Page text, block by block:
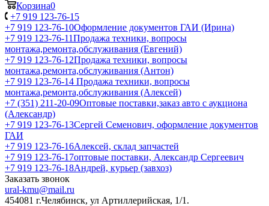
Корзина0
+7 919 123-76-15
+7 919 123-76-10Оформление документов ГАИ (Ирина)
+7 919 123-76-11Продажа техники, вопросы
монтажа,ремонта,обслуживания (Евгений)
+7 919 123-76-12Продажа техники, вопросы
монтажа,ремонта,обслуживания (Антон)
+7 919 123-76-14 Продажа техники, вопросы
монтажа,ремонта,обслуживания (Алексей)
+7 (351) 211-20-09Оптовые поставки,заказ авто с аукциона
(Александр)
+7 919 123-76-13Сергей Семенович, оформление документов
ГАИ
+7 919 123-76-16Алексей, склад запчастей
+7 919 123-76-17оптовые поставки, Александр Сергеевич
+7 919 123-76-18Андрей, курьер (завхоз)
Заказать звонок
ural-kmu@mail.ru
454081 г.Челябинск, ул Артиллерийская, 1/1.